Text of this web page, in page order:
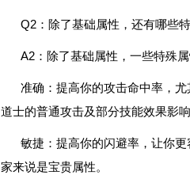
Q2：除了基础属性，还有哪些
A2：除了基础属性，一些特殊
准确：提高你的攻击命中率，
道士的普通攻击及部分技能效果影响
敏捷：提高你的闪避率，让你
家来说是宝贵属性。